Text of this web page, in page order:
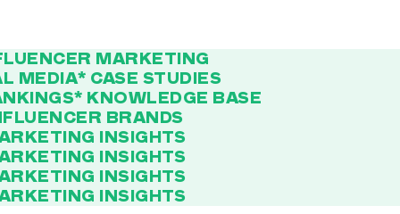
MARKETING
MEDIA* CASE STUDIES
* KNOWLEDGE BASE
BRANDS
INSIGHTS
INSIGHTS
INSIGHTS
INSIGHTS